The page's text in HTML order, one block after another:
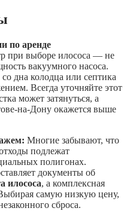
по аренде
при выборе илососа — не
вакуумного насоса.
дна колодца или септика
Всегда уточняйте этот
может затянуться, а
на-Дону окажется выше
Многие забывают, что
подлежат
полигонах.
документы об
илососа, а комплексная
самую низкую цену,
сброса.